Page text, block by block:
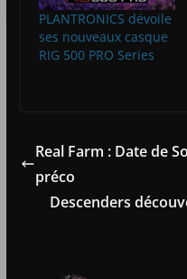
PLANTRONICS dévoile
ses nouveaux casque
RIG 500 PRO Series
Real Farm : Date de
préco
Descenders